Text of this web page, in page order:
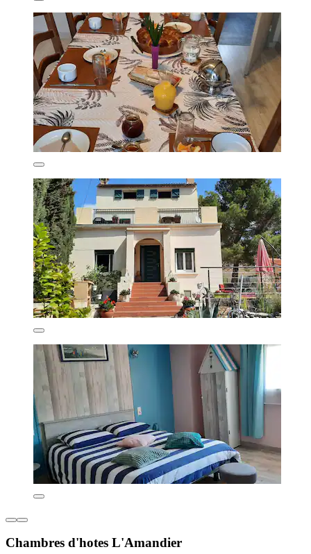
Chambres d'hotes L'Amandier